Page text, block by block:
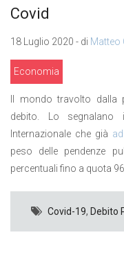
Covid
18 Luglio 2020 - di Matteo
Economia
Il mondo travolto dalla
debito. Lo
Internazionale che già
peso delle pendenze
percentuali fino a quota
Covid-19, Debito